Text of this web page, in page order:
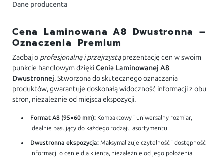
Dane producenta
Cena Laminowana A8 Dwustronna –
Oznaczenia Premium
Zadbaj o profesjonalną i przejrzystąprezentację cen w swoim
punkcie handlowym dziękiCenie Laminowanej A8
Dwustronnej. Stworzona do skutecznego oznaczania
produktów, gwarantuje doskonałą widoczność informacji z obu
stron, niezależnie od miejsca ekspozycji.
Format A8 (95×60 mm): Kompaktowy i uniwersalny rozmiar,
idealnie pasujący do każdego rodzaju asortymentu.
Dwustronna ekspozycja: Maksymalizuje czytelność i dostępność
informacji o cenie dla klienta, niezależnie od jego położenia.